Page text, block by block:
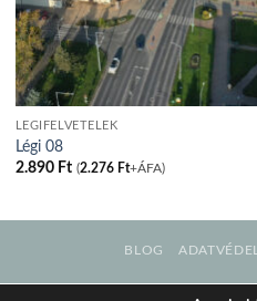
LÉGIFELVÉTELEK
Légi 08
2.890 Ft (2.276 Ft+ÁFA)
BLOG